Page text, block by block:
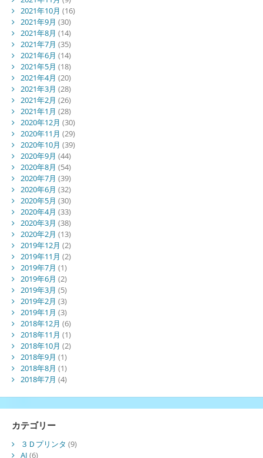
2021年10月 (16)
2021年9月 (30)
2021年8月 (14)
2021年7月 (35)
2021年6月 (14)
2021年5月 (18)
2021年4月 (20)
2021年3月 (28)
2021年2月 (26)
2021年1月 (28)
2020年12月 (30)
2020年11月 (29)
2020年10月 (39)
2020年9月 (44)
2020年8月 (54)
2020年7月 (39)
2020年6月 (32)
2020年5月 (30)
2020年4月 (33)
2020年3月 (38)
2020年2月 (13)
2019年12月 (2)
2019年11月 (2)
2019年7月 (1)
2019年6月 (2)
2019年3月 (5)
2019年2月 (3)
2019年1月 (3)
2018年12月 (6)
2018年11月 (1)
2018年10月 (2)
2018年9月 (1)
2018年8月 (1)
2018年7月 (4)
カテゴリー
３Ｄプリンタ (9)
AI (6)